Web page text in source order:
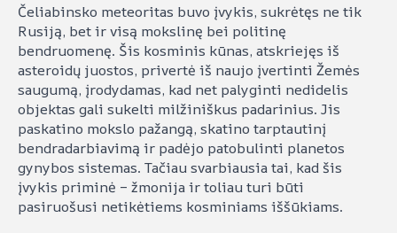
Čeliabinsko meteoritas buvo įvykis, sukrėtęs ne tik
Rusiją, bet ir visą mokslinę bei politinę
bendruomenę. Šis kosminis kūnas, atskriejęs iš
asteroidų juostos, privertė iš naujo įvertinti Žemės
saugumą, įrodydamas, kad net palyginti nedidelis
objektas gali sukelti milžiniškus padarinius. Jis
paskatino mokslo pažangą, skatino tarptautinį
bendradarbiavimą ir padėjo patobulinti planetos
gynybos sistemas. Tačiau svarbiausia tai, kad šis
įvykis priminė – žmonija ir toliau turi būti
pasiruošusi netikėtiems kosminiams iššūkiams.